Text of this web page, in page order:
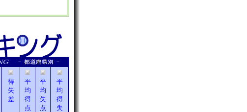
得
失
差
平
均
得
点
平
均
失
点
平
均
得
失